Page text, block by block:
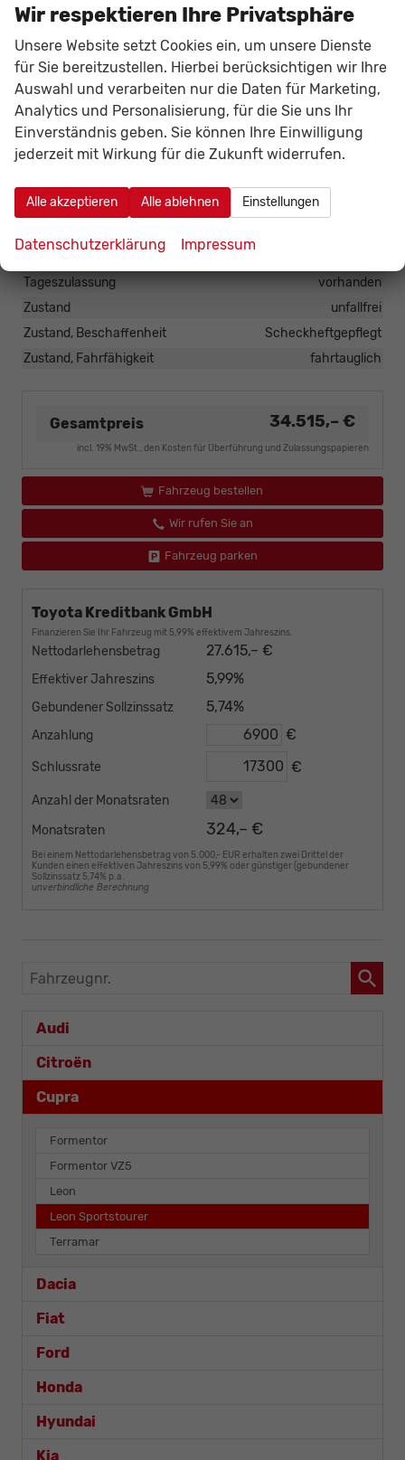
Sonstiges
Antriebsart
Verbrennungsmotor (ICE)
Anzahl Sitzplätze
Anzahl Türen
5-türig
Erstzulassung
01.05.2026
HU/AU neu
vorhanden
Leergewicht
Tageszulassung
vorhanden
Zustand
unfallfrei
Zustand, Beschaffenheit
Scheckheftgepflegt
Zustand, Fahrfähigkeit
fahrtauglich
Gesamtpreis 34.515,– €
incl. 19% MwSt., den Kosten für Überführung und Zulassungspapieren
Fahrzeug bestellen
Wir rufen Sie an
Fahrzeug parken
Toyota Kreditbank GmbH
Finanzieren Sie Ihr Fahrzeug mit 5,99% effektivem Jahreszins.
Nettodarlehensbetrag 27.615,– €
Effektiver Jahreszins 5,99%
Gebundener Sollzinssatz 5,74%
Anzahlung €
Schlussrate €
Anzahl der Monatsraten
Monatsraten
324,– €
Bei einem Nettodarlehensbetrag von 5.000,- EUR erhalten zwei Drittel der
Kunden einen effektiven Jahreszins von 5,99% oder günstiger (gebundener
Sollzinssatz 5,74% p.a.
unverbindliche Berechnung
Fahrzeugnr.
Audi
Citroën
Cupra
Formentor
Formentor VZ5
Leon
Leon Sportstourer
Terramar
Dacia
Fiat
Ford
Honda
Hyundai
Kia
Wir respektieren Ihre Privatsphäre
Unsere Website setzt Cookies ein, um unsere Dienste
für Sie bereitzustellen. Hierbei berücksichtigen wir Ihre
Auswahl und verarbeiten nur die Daten für Marketing,
Analytics und Personalisierung, für die Sie uns Ihr
Einverständnis geben. Sie können Ihre Einwilligung
jederzeit mit Wirkung für die Zukunft widerrufen.
Alle akzeptieren Alle ablehnen Einstellungen
Datenschutzerklärung Impressum